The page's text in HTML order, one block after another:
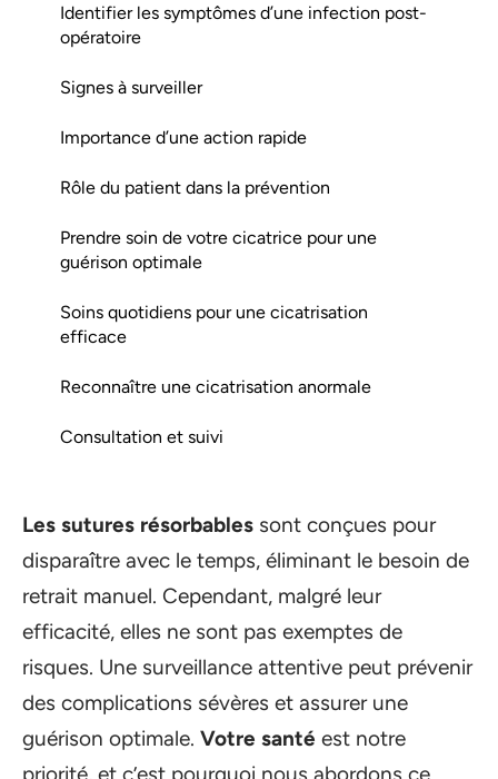
Identifier les symptômes d’une infection post-
opératoire
Signes à surveiller
Importance d’une action rapide
Rôle du patient dans la prévention
Prendre soin de votre cicatrice pour une
guérison optimale
Soins quotidiens pour une cicatrisation
efficace
Reconnaître une cicatrisation anormale
Consultation et suivi
Les sutures résorbables sont conçues pour
disparaître avec le temps, éliminant le besoin de
retrait manuel. Cependant, malgré leur
efficacité, elles ne sont pas exemptes de
risques. Une surveillance attentive peut prévenir
des complications sévères et assurer une
guérison optimale. Votre santé est notre